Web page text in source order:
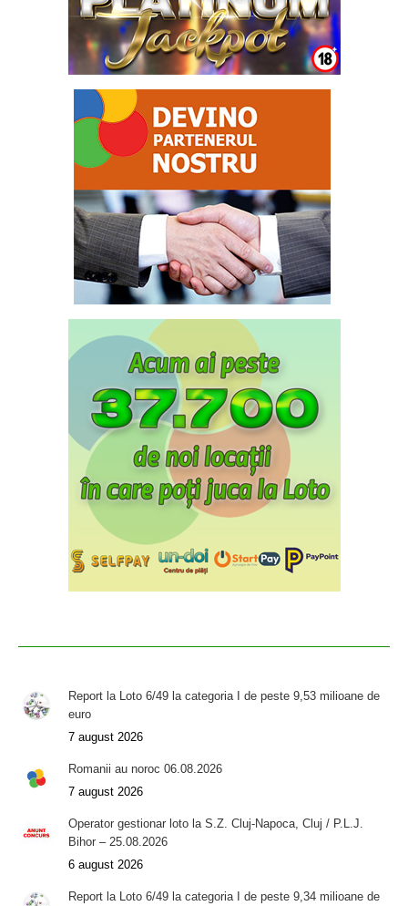
Report la Loto 6/49 la categoria I de peste 9,53 milioane de
euro
7 august 2026
Romanii au noroc 06.08.2026
7 august 2026
Operator gestionar loto la S.Z. Cluj-Napoca, Cluj / P.L.J.
Bihor – 25.08.2026
6 august 2026
Report la Loto 6/49 la categoria I de peste 9,34 milioane de